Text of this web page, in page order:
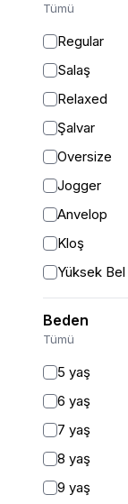
Tümü
Regular
Salaş
Relaxed
Şalvar
Oversize
Jogger
Anvelop
Kloş
Yüksek Bel
Geniş Paça
Palazzo
Beden
Tümü
5 yaş
6 yaş
7 yaş
8 yaş
9 yaş